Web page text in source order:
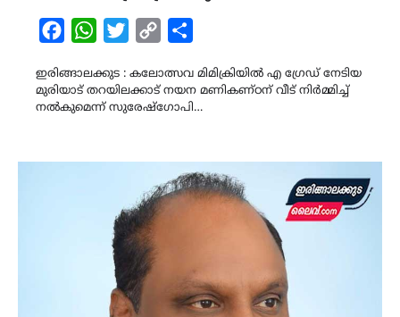
FacebookWhatsAppTwitterCopy
ഇരിങ്ങാലക്കുട : കലോത്സവ മിമിക്രിയിൽ എ ഗ്രേഡ് നേടിയ
മുരിയാട് തറയിലക്കാട് നയന മണികണ്ഠന് വീട് നിർമ്മിച്ച്
നൽകുമെന്ന് സുരേഷ്ഗോപി…